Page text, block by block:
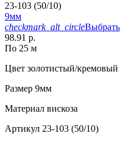
23-103 (50/10)
9мм
checkmark_alt_circleВыбрать
98.91 р.
По 25 м
Цвет золотистый/кремовый
Размер 9мм
Материал вискоза
Артикул 23-103 (50/10)